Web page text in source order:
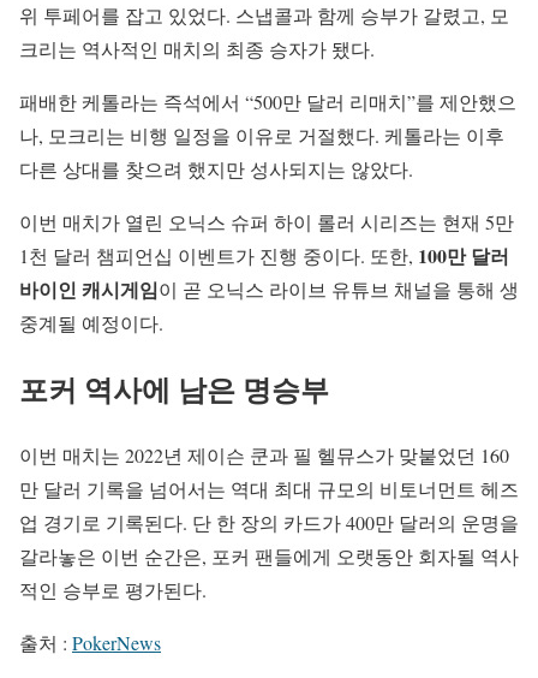
위 투페어를 잡고 있었다. 스냅콜과 함께 승부가 갈렸고, 모
크리는 역사적인 매치의 최종 승자가 됐다.
패배한 케톨라는 즉석에서 “500만 달러 리매치”를 제안했으
나, 모크리는 비행 일정을 이유로 거절했다. 케톨라는 이후
다른 상대를 찾으려 했지만 성사되지는 않았다.
이번 매치가 열린 오닉스 슈퍼 하이 롤러 시리즈는 현재 5만
1천 달러 챔피언십 이벤트가 진행 중이다. 또한, 100만 달러
바이인 캐시게임이 곧 오닉스 라이브 유튜브 채널을 통해 생
중계될 예정이다.
포커 역사에 남은 명승부
이번 매치는 2022년 제이슨 쿤과 필 헬뮤스가 맞붙었던 160
만 달러 기록을 넘어서는 역대 최대 규모의 비토너먼트 헤즈
업 경기로 기록된다. 단 한 장의 카드가 400만 달러의 운명을
갈라놓은 이번 순간은, 포커 팬들에게 오랫동안 회자될 역사
적인 승부로 평가된다.
출처 : PokerNews